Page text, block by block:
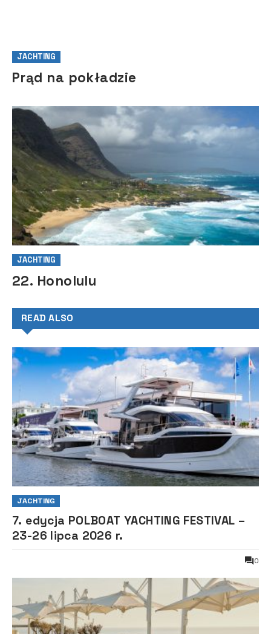
JACHTING
Prąd na pokładzie
JACHTING
22. Honolulu
READ ALSO
JACHTING
7. edycja POLBOAT YACHTING FESTIVAL –
23-26 lipca 2026 r.
0